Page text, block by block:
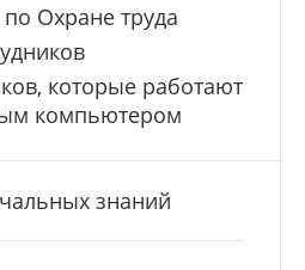
Охране труда
которые работают
компьютером
знаний